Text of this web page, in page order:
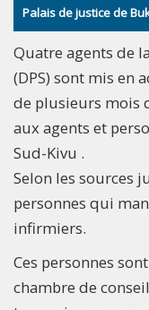
Palais de justice de
Quatre agents de
(DPS) sont mis en
de plusieurs mois
aux agents et
Sud-Kivu .
Selon les sources
personnes qui
infirmiers.
Ces personnes
chambre de